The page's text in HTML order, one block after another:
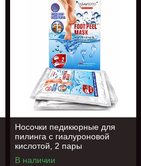
Носочки педикюрные для
пилинга с гиалуроновой
кислотой, 2 пары
В наличии